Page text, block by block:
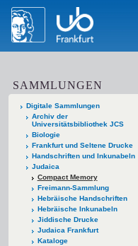
SAMMLUNGEN
Digitale Sammlungen
Archiv der
Universitätsbibliothek JCS
Biologie
Frankfurt und Seltene Drucke
Handschriften und Inkunabeln
Judaica
Compact Memory
Freimann-Sammlung
Hebräische Handschriften
Hebräische Inkunabeln
Jiddische Drucke
Judaica Frankfurt
Kataloge